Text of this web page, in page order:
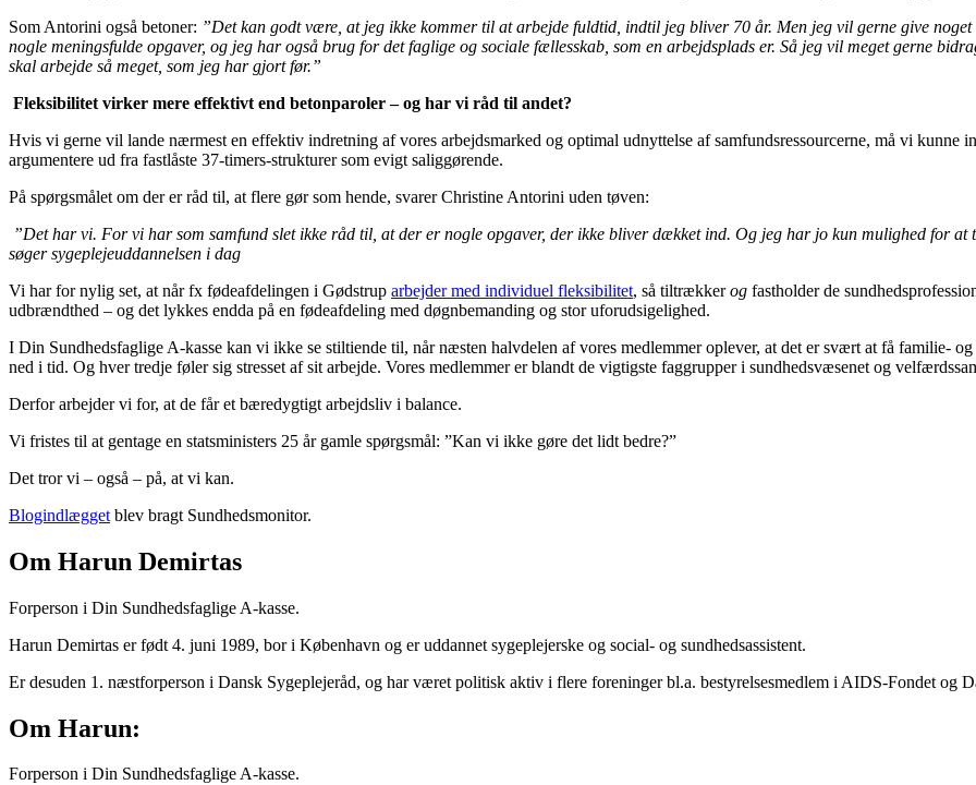
Som Antorini også betoner: ”Det kan godt være, at jeg ikke kommer til at arbejde fuldtid, indtil jeg bliver 70 år. Men jeg vil gerne give
nogle meningsfulde opgaver, og jeg har også brug for det faglige og sociale fællesskab, som en arbejdsplads er. Så jeg vil meget gerne
skal arbejde så meget, som jeg har gjort før.”
Fleksibilitet virker mere effektivt end betonparoler – og har vi råd til andet?
Hvis vi gerne vil lande nærmest en effektiv indretning af vores arbejdsmarked og optimal udnyttelse af samfundsressourcerne, må vi kunne
argumentere ud fra fastlåste 37-timers-strukturer som evigt saliggørende.
På spørgsmålet om der er råd til, at flere gør som hende, svarer Christine Antorini uden tøven:
”Det har vi. For vi har som samfund slet ikke råd til, at der er nogle opgaver, der ikke bliver dækket ind. Og jeg har jo kun mulighed for
søger sygeplejeuddannelsen i dag
Vi har for nylig set, at når fx fødeafdelingen i Gødstrup arbejder med individuel fleksibilitet, så tiltrækkerog fastholder de
udbrændthed – og det lykkes endda på en fødeafdeling med døgnbemanding og stor uforudsigelighed.
I Din Sundhedsfaglige A-kasse kan vi ikke se stiltiende til, når næsten halvdelen af vores medlemmer oplever, at det er svært at få familie-
ned i tid. Og hver tredje føler sig stresset af sit arbejde. Vores medlemmer er blandt de vigtigste faggrupper i sundhedsvæsenet og
Derfor arbejder vi for, at de får et bæredygtigt arbejdsliv i balance.
Vi fristes til at gentage en statsministers 25 år gamle spørgsmål: ”Kan vi ikke gøre det lidt bedre?”
Det tror vi – også – på, at vi kan.
Blogindlægget blev bragt Sundhedsmonitor.
Om Harun Demirtas
Forperson i Din Sundhedsfaglige A-kasse.
Harun Demirtas er født 4. juni 1989, bor i København og er uddannet sygeplejerske og social- og sundhedsassistent.
Er desuden 1. næstforperson i Dansk Sygeplejeråd, og har været politisk aktiv i flere foreninger bl.a. bestyrelsesmedlem i AIDS-Fondet og
Om Harun:
Forperson i Din Sundhedsfaglige A-kasse.